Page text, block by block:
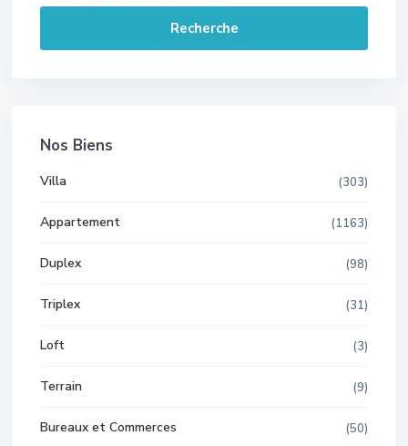
Recherche
Nos Biens
Villa (303)
Appartement (1163)
Duplex (98)
Triplex (31)
Loft (3)
Terrain (9)
Bureaux et Commerces (50)